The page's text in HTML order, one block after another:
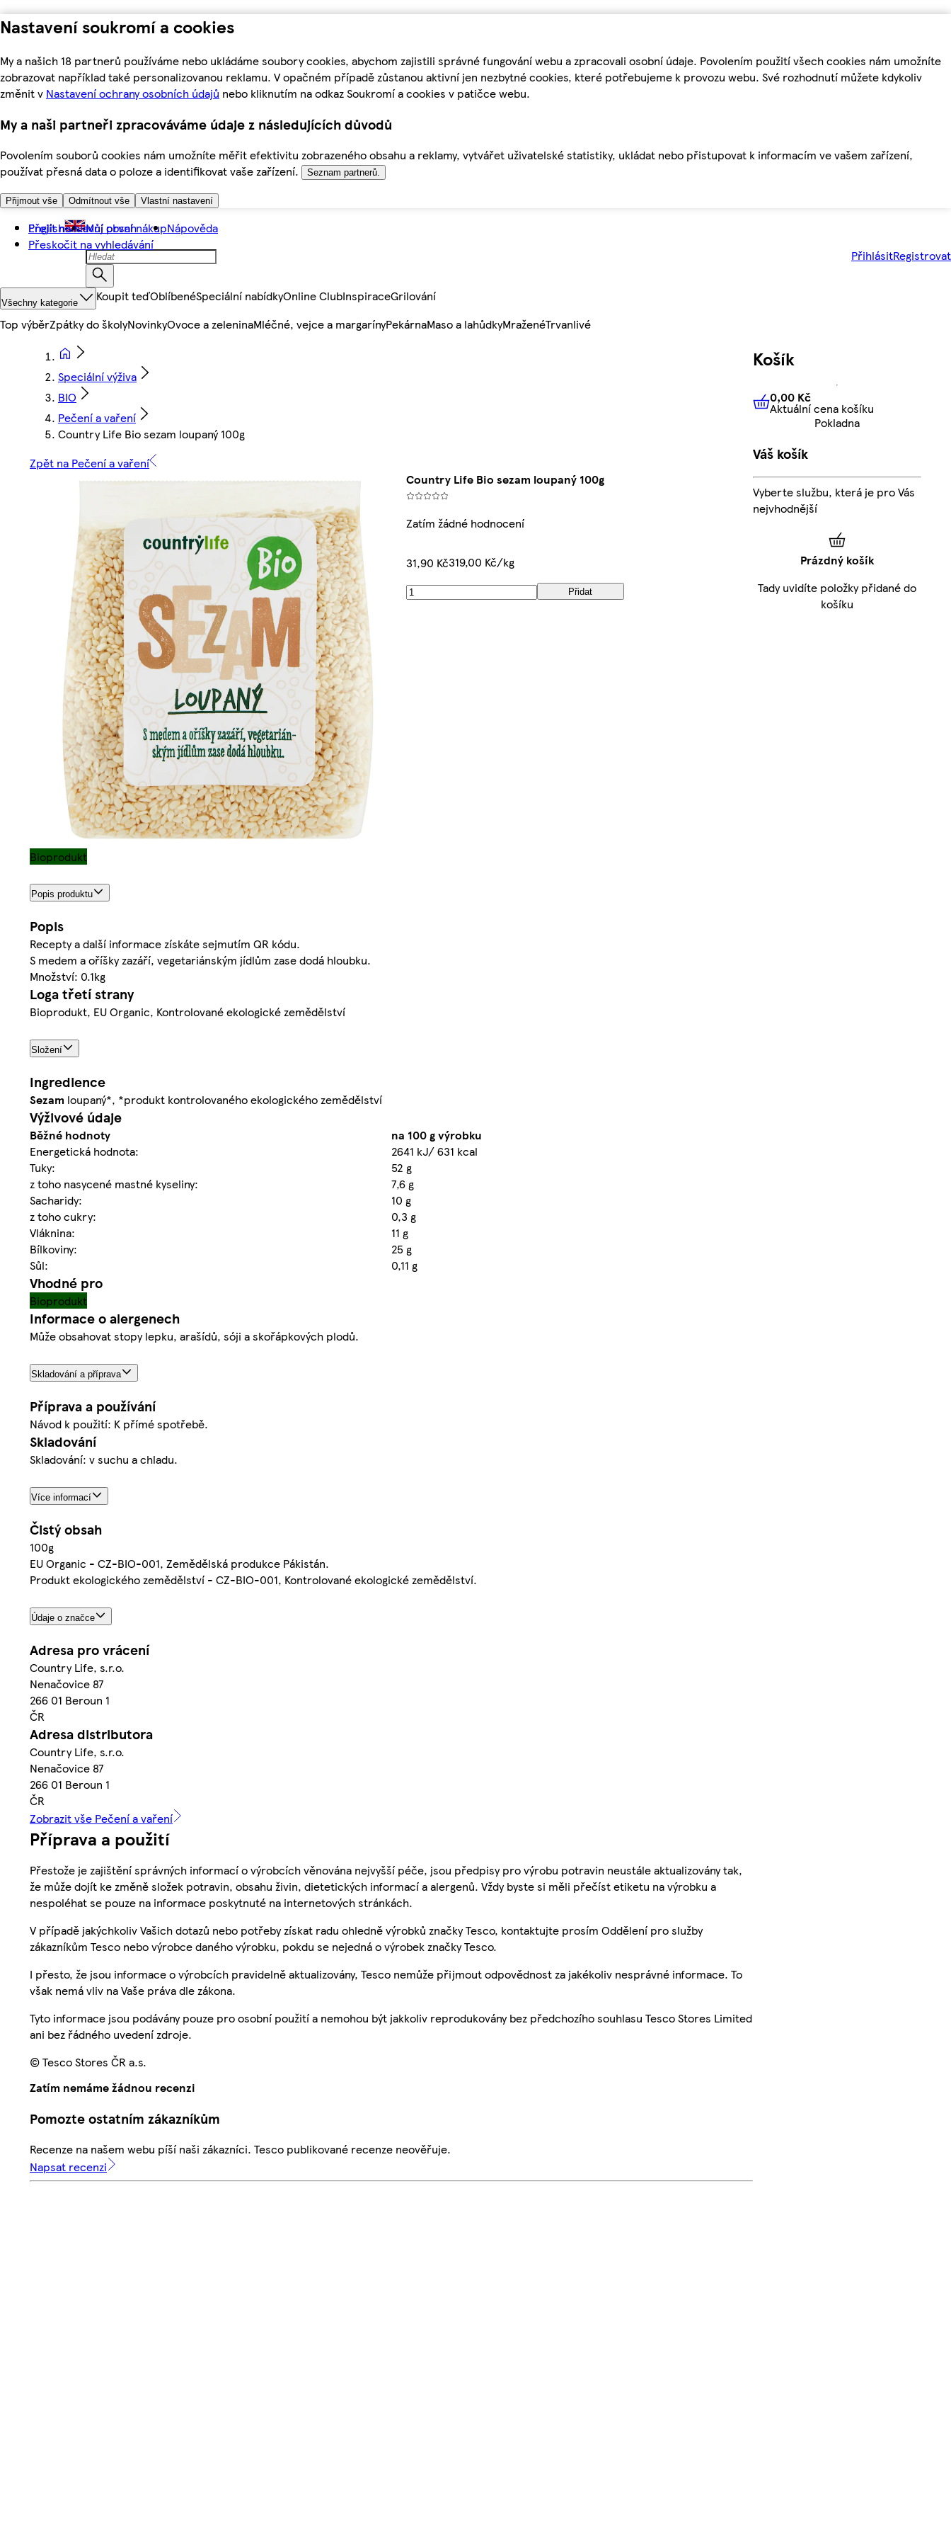
Nastavení soukromí a cookies
My a našich 18 partnerů používáme nebo ukládáme soubory cookies, abychom zajistili správné fungování webu a zpracovali osobní údaje. Povolením použití všech cookies nám umožníte
zobrazovat například také personalizovanou reklamu. V opačném případě zůstanou aktivní jen nezbytné cookies, které potřebujeme k provozu webu. Své rozhodnutí můžete kdykoliv
změnit v Nastavení ochrany osobních údajů nebo kliknutím na odkaz Soukromí a cookies v patičce webu.
My a naši partneři zpracováváme údaje z následujících důvodů
Povolením souborů cookies nám umožníte měřit efektivitu zobrazeného obsahu a reklamy, vytvářet uživatelské statistiky, ukládat nebo přistupovat k informacím ve vašem zařízení,
používat přesná data o poloze a identifikovat vaše zařízení.
Seznam partnerů.
Přijmout vše Odmítnout vše Vlastní nastavení
Přejít na hlavní obsah
Přeskočit na vyhledávání
English Můj první nákupNápověda
PřihlásitRegistrovat
Všechny kategorie Koupit teďOblíbenéSpeciální nabídkyOnline ClubInspiraceGrilování
Top výběrZpátky do školyNovinkyOvoce a zeleninaMléčné, vejce a margarínyPekárnaMaso a lahůdkyMraženéTrvanlivé
Speciální výživa
BIO
Pečení a vaření
Country Life Bio sezam loupaný 100g
Zpět na Pečení a vaření
Country Life Bio sezam loupaný 100g
Zatím žádné hodnocení
31,90 Kč319,00 Kč/kg
Přidat
Bioprodukt
Popis produktu
Popis
Recepty a další informace získáte sejmutím QR kódu.
S medem a oříšky zazáří, vegetariánským jídlům zase dodá hloubku.
Množství: 0.1kg
Loga třetí strany
Bioprodukt, EU Organic, Kontrolované ekologické zemědělství
Složení
Ingredience
Sezam loupaný*, *produkt kontrolovaného ekologického zemědělství
Výživové údaje
Běžné hodnoty
na 100 g výrobku
Energetická hodnota:
2641 kJ/ 631 kcal
Tuky:
52 g
z toho nasycené mastné kyseliny:
7,6 g
Sacharidy:
10 g
z toho cukry:
0,3 g
Vláknina:
11 g
Bílkoviny:
25 g
Sůl:
0,11 g
Vhodné pro
Bioprodukt
Informace o alergenech
Může obsahovat stopy lepku, arašídů, sóji a skořápkových plodů.
Skladování a příprava
Příprava a používání
Návod k použití: K přímé spotřebě.
Skladování
Skladování: v suchu a chladu.
Více informací
Čistý obsah
100g
EU Organic - CZ-BIO-001, Zemědělská produkce Pákistán.
Produkt ekologického zemědělství - CZ-BIO-001, Kontrolované ekologické zemědělství.
Údaje o značce
Adresa pro vrácení
Country Life, s.r.o.
Nenačovice 87
266 01 Beroun 1
ČR
Adresa distributora
Country Life, s.r.o.
Nenačovice 87
266 01 Beroun 1
ČR
Zobrazit vše Pečení a vaření
Příprava a použití
Přestože je zajištění správných informací o výrobcích věnována nejvyšší péče, jsou předpisy pro výrobu potravin neustále aktualizovány tak,
že může dojít ke změně složek potravin, obsahu živin, dietetických informací a alergenů. Vždy byste si měli přečíst etiketu na výrobku a
nespoléhat se pouze na informace poskytnuté na internetových stránkách.
V případě jakýchkoliv Vašich dotazů nebo potřeby získat radu ohledně výrobků značky Tesco, kontaktujte prosím Oddělení pro služby
zákazníkům Tesco nebo výrobce daného výrobku, pokdu se nejedná o výrobek značky Tesco.
I přesto, že jsou informace o výrobcích pravidelně aktualizovány, Tesco nemůže přijmout odpovědnost za jakékoliv nesprávné informace. To
však nemá vliv na Vaše práva dle zákona.
Tyto informace jsou podávány pouze pro osobní použití a nemohou být jakkoliv reprodukovány bez předchozího souhlasu Tesco Stores Limited
ani bez řádného uvedení zdroje.
© Tesco Stores ČR a.s.
Zatím nemáme žádnou recenzi
Pomozte ostatním zákazníkům
Recenze na našem webu píší naši zákazníci. Tesco publikované recenze neověřuje.
Napsat recenzi
Košík
0,00 KčAktuální cena košíku
0,00 Kč
Aktuální cena košíku
Pokladna
Váš košík
Vyberte službu, která je pro Vás
nejvhodnější
Prázdný košík
Tady uvidíte položky přidané do
košíku